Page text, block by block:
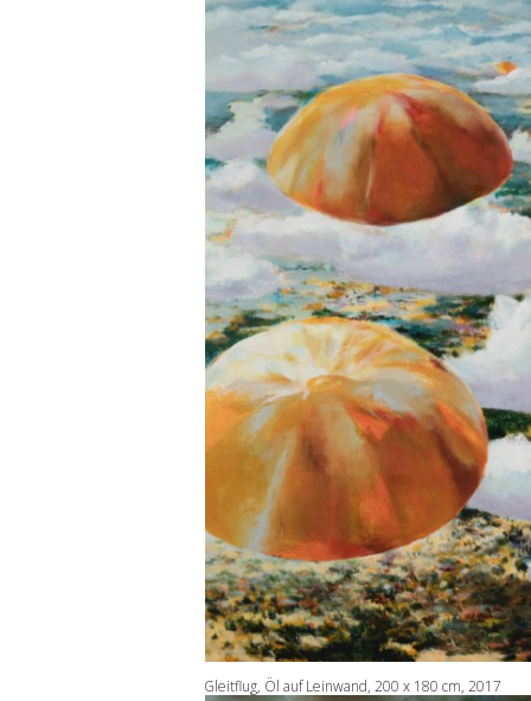
Gleitflug, Öl auf Leinwand, 200 x 180 cm, 2017